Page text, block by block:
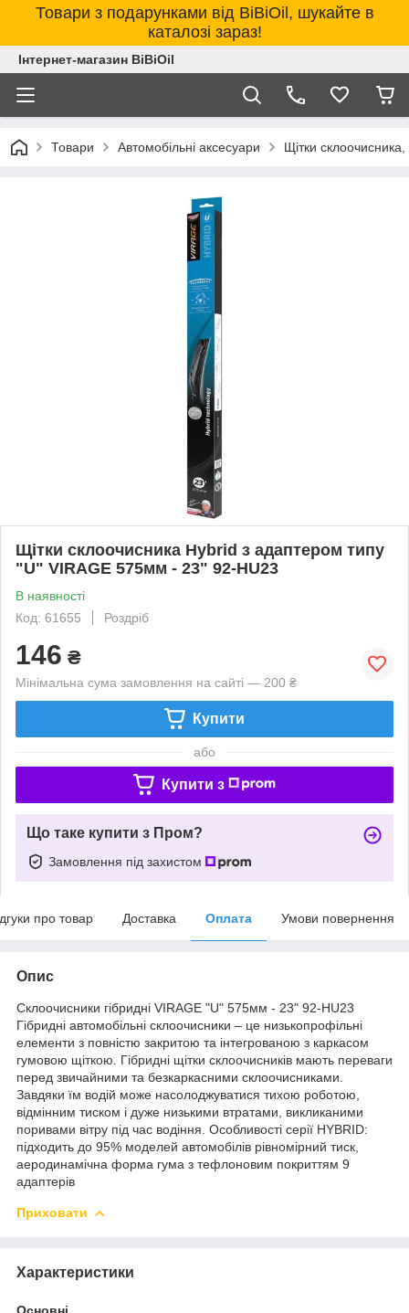
Товари з подарунками від BiBiOil, шукайте в
каталозі зараз!
Інтернет-магазин BiBiOil
Товари Автомобільні аксесуари Щітки склоочисника,
Щітки склоочисника Hybrid з адаптером типу
"U" VIRAGE 575мм - 23" 92-HU23
В наявності
Код: 61655
Роздріб
146 ₴
Мінімальна сума замовлення на сайті — 200 ₴
Купити
або
Купити з
Що таке купити з Пром?
Замовлення під захистом
про товар Доставка Оплата Умови повернення
Опис
Склоочисники гібридні VIRAGE "U" 575мм - 23" 92-HU23
Гібридні автомобільні склоочисники – це низькопрофільні
елементи з повністю закритою та інтегрованою з каркасом
гумовою щіткою. Гібридні щітки склоочисників мають переваги
перед звичайними та безкаркасними склоочисниками.
Завдяки їм водій може насолоджуватися тихою роботою,
відмінним тиском і дуже низькими втратами, викликаними
поривами вітру під час водіння. Особливості серії HYBRID:
підходить до 95% моделей автомобілів рівномірний тиск,
аеродинамічна форма гума з тефлоновим покриттям 9
адаптерів
Приховати
Характеристики
Основні